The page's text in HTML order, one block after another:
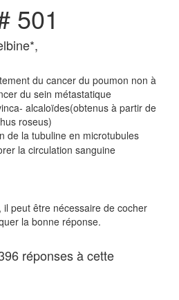
501
du cancer du poumon non à
du sein métastatique
alcaloïdes(obtenus à partir de
roseus)
de la tubuline en microtubules
la circulation sanguine
peut être nécessaire de cocher
la bonne réponse.
réponses à cette